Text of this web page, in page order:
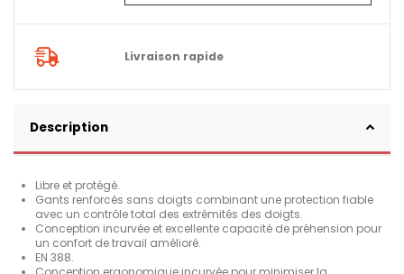
Livraison rapide
Description
Libre et protégé.
Gants renforcés sans doigts combinant une protection fiable
avec un contrôle total des extrémités des doigts.
Conception incurvée et excellente capacité de préhension pour
un confort de travail amélioré.
EN 388.